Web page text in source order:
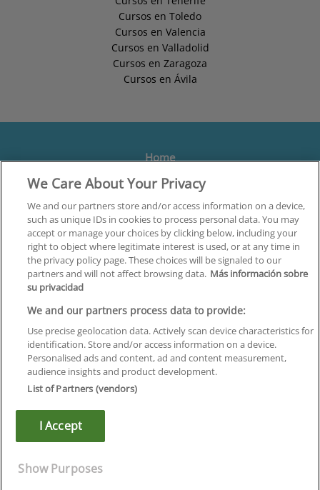
Cursos en Toledo
Cursos en Valencia
Cursos en Valladolid
Cursos en Zaragoza
Cursos en Ávila
Home
Formación
Centros
Orientación
Quiénes somos
Contacta
Aviso Legal
Política de Privacidad
Política de Cookies
Canal Ético
Infoempleo
We Care About Your Privacy
We and our partners store and/or access information on a device,
such as unique IDs in cookies to process personal data. You may
accept or manage your choices by clicking below, including your
right to object where legitimate interest is used, or at any time in
the privacy policy page. These choices will be signaled to our
partners and will not affect browsing data. Más información sobre
su privacidad
We and our partners process data to provide:
Use precise geolocation data. Actively scan device characteristics for
identification. Store and/or access information on a device.
Personalised ads and content, ad and content measurement,
audience insights and product development.
List of Partners (vendors)
I Accept
Show Purposes